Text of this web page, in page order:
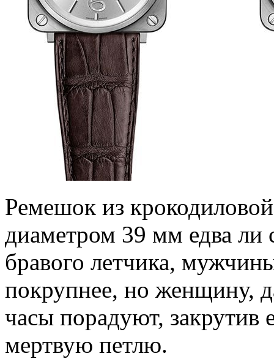
Ремешок из
диаметром 39 мм едва ли
бравого летчика,
покрупнее, но женщину,
часы порадуют, закрутив
мертвую петлю.